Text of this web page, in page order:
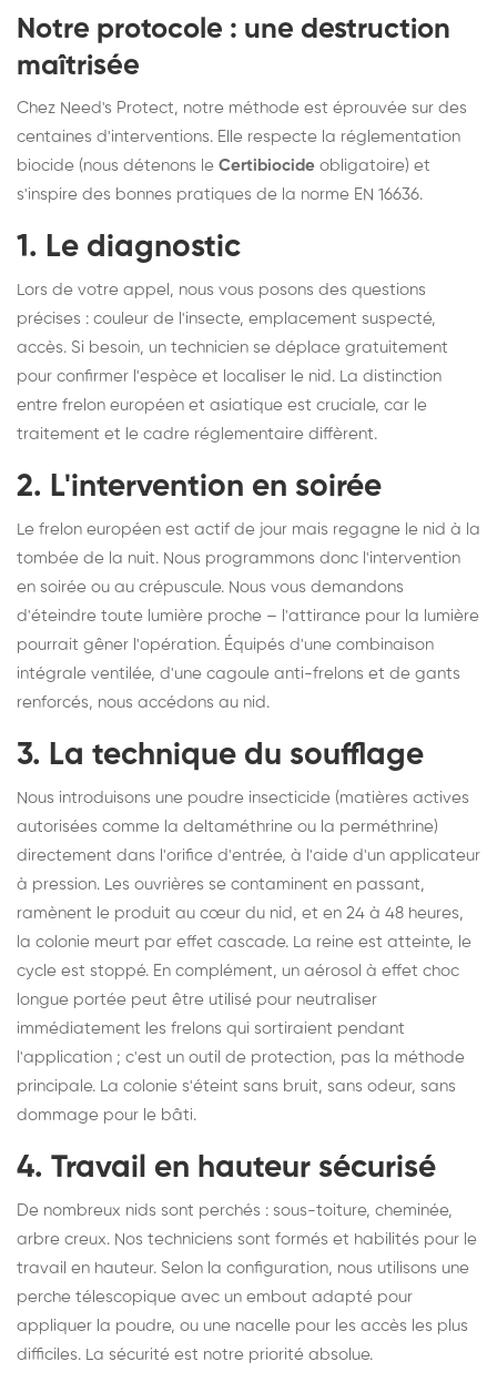
Notre protocole : une destruction
maîtrisée
Chez Need's Protect, notre méthode est éprouvée sur des
centaines d'interventions. Elle respecte la réglementation
biocide (nous détenons le Certibiocide obligatoire) et
s'inspire des bonnes pratiques de la norme EN 16636.
1. Le diagnostic
Lors de votre appel, nous vous posons des questions
précises : couleur de l'insecte, emplacement suspecté,
accès. Si besoin, un technicien se déplace gratuitement
pour confirmer l'espèce et localiser le nid. La distinction
entre frelon européen et asiatique est cruciale, car le
traitement et le cadre réglementaire diffèrent.
2. L'intervention en soirée
Le frelon européen est actif de jour mais regagne le nid à la
tombée de la nuit. Nous programmons donc l'intervention
en soirée ou au crépuscule. Nous vous demandons
d'éteindre toute lumière proche – l'attirance pour la lumière
pourrait gêner l'opération. Équipés d'une combinaison
intégrale ventilée, d'une cagoule anti-frelons et de gants
renforcés, nous accédons au nid.
3. La technique du soufflage
Nous introduisons une poudre insecticide (matières actives
autorisées comme la deltaméthrine ou la perméthrine)
directement dans l'orifice d'entrée, à l'aide d'un applicateur
à pression. Les ouvrières se contaminent en passant,
ramènent le produit au cœur du nid, et en 24 à 48 heures,
la colonie meurt par effet cascade. La reine est atteinte, le
cycle est stoppé. En complément, un aérosol à effet choc
longue portée peut être utilisé pour neutraliser
immédiatement les frelons qui sortiraient pendant
l'application ; c'est un outil de protection, pas la méthode
principale. La colonie s'éteint sans bruit, sans odeur, sans
dommage pour le bâti.
4. Travail en hauteur sécurisé
De nombreux nids sont perchés : sous-toiture, cheminée,
arbre creux. Nos techniciens sont formés et habilités pour le
travail en hauteur. Selon la configuration, nous utilisons une
perche télescopique avec un embout adapté pour
appliquer la poudre, ou une nacelle pour les accès les plus
difficiles. La sécurité est notre priorité absolue.